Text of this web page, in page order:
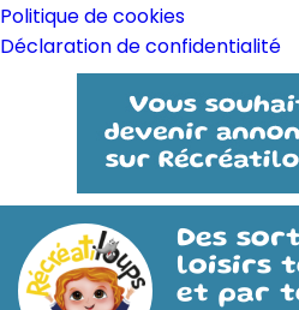
Politique de cookies
Déclaration de confidentialité
Des
loisirs
et par